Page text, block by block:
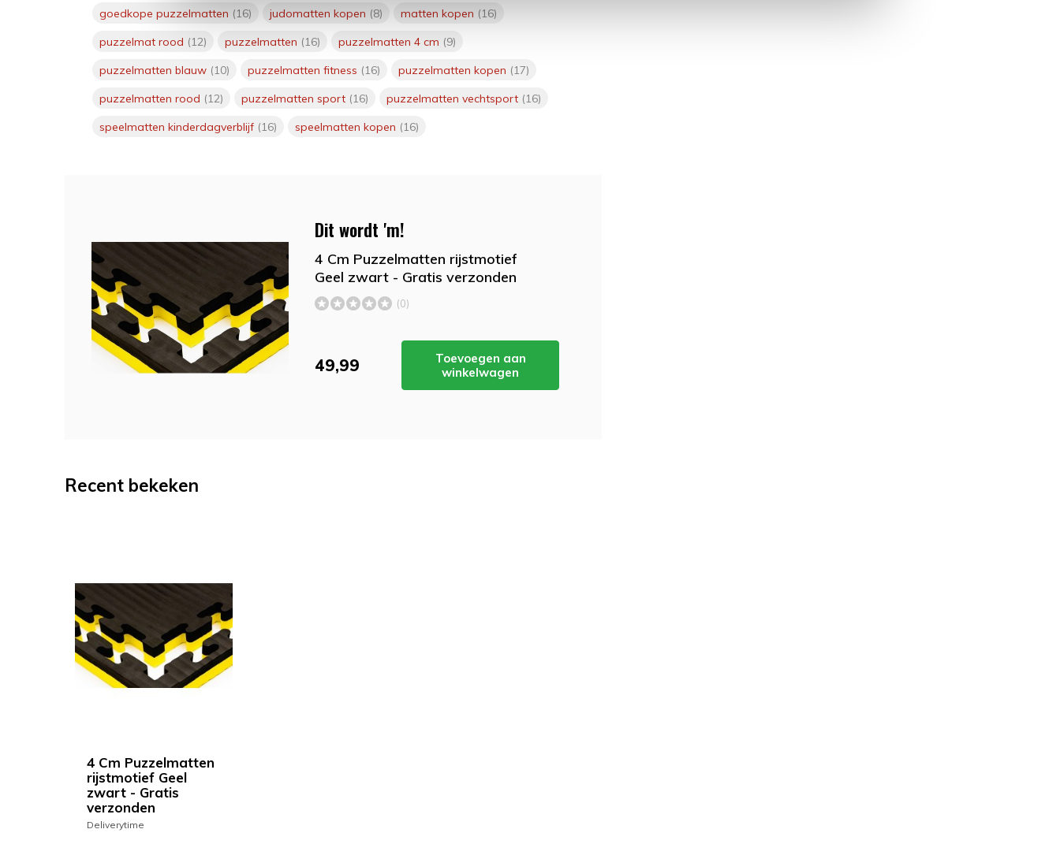
goedkope puzzelmatten (16) judomatten kopen (8) matten kopen (16)
puzzelmat rood (12) puzzelmatten (16) puzzelmatten 4 cm (9)
puzzelmatten blauw (10) puzzelmatten fitness (16) puzzelmatten kopen (17)
puzzelmatten rood (12) puzzelmatten sport (16) puzzelmatten vechtsport (16)
speelmatten kinderdagverblijf (16) speelmatten kopen (16)
Dit wordt 'm!
4 Cm Puzzelmatten rijstmotief
Geel zwart - Gratis verzonden
(0)
49,99
Toevoegen aan
winkelwagen
Recent bekeken
4 Cm Puzzelmatten
rijstmotief Geel
zwart - Gratis
verzonden
Deliverytime